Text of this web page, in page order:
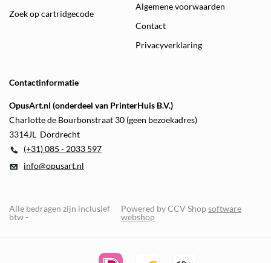
Zoek op cartridgecode
Algemene voorwaarden
Contact
Privacyverklaring
Contactinformatie
OpusArt.nl (onderdeel van PrinterHuis B.V.)
Charlotte de Bourbonstraat 30 (geen bezoekadres)
3314JL Dordrecht
(+31) 085 - 2033 597
info@opusart.nl
Alle bedragen zijn inclusief
btw -
Powered by CCV Shopsoftware
webshop